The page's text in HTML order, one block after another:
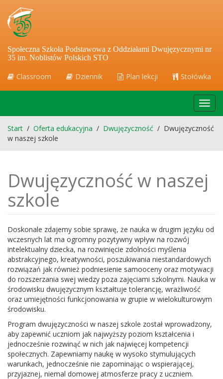
Społeczna Szkoła Podstawowa z Oddziałami Dwujęzycznymi nr
35 im. Noblistów Polskich STO
Classroom Dziennik Plan lekcji Stołówka
Start / Oferta edukacyjna / Dwujęzyczność / Dwujęzyczność
w naszej szkole
Dwujęzyczność w naszej
szkole
Doskonale zdajemy sobie sprawę, że nauka w drugim języku od
wczesnych lat ma ogromny pozytywny wpływ na rozwój
intelektualny dziecka, na rozwinięcie zdolności myślenia
abstrakcyjnego, kreatywności, poszukiwania niestandardowych
rozwiązań jak również podniesienie samooceny oraz motywacji
do rozszerzania swej wiedzy poza zajęciami szkolnymi. Nauka w
środowisku dwujęzycznym kształtuje tolerancję, wrażliwość
oraz umiejętności funkcjonowania w grupie w wielokulturowym
środowisku.
Program dwujęzyczności w naszej szkole został wprowadzony,
aby zapewnić uczniom jak najwyższy poziom kształcenia i
jednocześnie rozwinąć w nich jak najwięcej kompetencji
społecznych. Zapewniamy naukę w wysoko stymulujących
warunkach, jednocześnie nie zapominając o wspierającej,
przyjaznej, niemal domowej atmosferze pracy z uczniem.